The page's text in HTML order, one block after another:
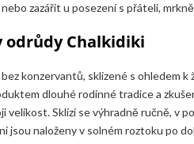
zazářit u posezení s přáteli,
odrůdy Chalkidiki
konzervantů, sklizené s ohledem
dlouhé rodinné tradice a
velikost. Sklízí se výhradně ručně, v
jsou naloženy v solném roztoku po